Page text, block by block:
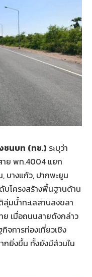
ชนบท (ทช.) ระบุว่า
าย พท.4004 แยก
บางแก้ว, ปากพะยูน
บโครงสร้างพื้นฐานด้าน
มน้ำทะเลสาบสงขลา
ย เมื่อถนนสายดังกล่าว
จการท่องเที่ยวเชิง
กยิ่งขึ้น ทั้งยังมีส่วนใน